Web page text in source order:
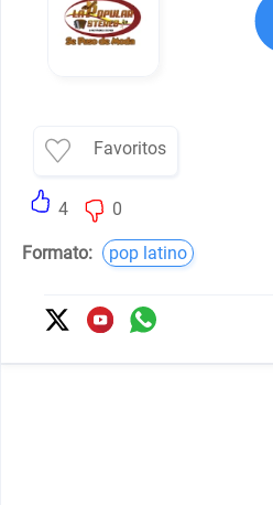
Favoritos
4 0
Formato: pop latino